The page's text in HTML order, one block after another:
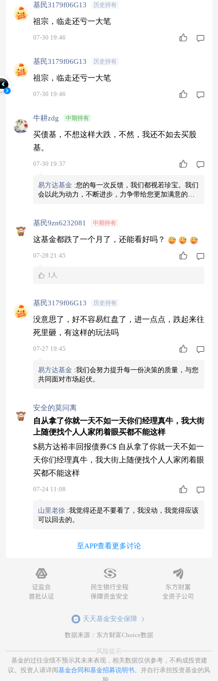
基民3179f06G13 历史持有
祖宗，临走还亏一大笔
07-30 19:46
基民3179f06G13 历史持有
祖宗，临走还亏一大笔
07-30 19:46
牛耕zdg 中期持有
买债基，不想这样大跌，不然，我还不如去买股
基。
07-30 19:37
易方达基金 :您的每一次反馈，我们都视若珍宝。我们
会以此为动力，不断进步，力争带给您更加满意的投
基民9zn6232081 中期持有
这基金都跌了一个月了，还能看好吗？
07-28 21:45
1人
基民3179f06G13 历史持有
没意思了，好不容易红盘了，进一点点，跌起来往
死里砸，有这样的玩法吗
07-27 19:45
易方达基金 :我们会努力提升每一份决策的质量，与您
共同面对市场起伏。
安全的莫问离
自从拿了你就一天不如一天你们经理真牛，我大街
上随便找个人人家闭着眼买都不能这样
$易方达裕丰回报债券C$ 自从拿了你就一天不如一
天你们经理真牛，我大街上随便找个人人家闭着眼
买都不能这样
07-24 11:08
山里老徐 :我觉得还是不要看了，我没动，我觉得应该
可以回去的。
至APP查看更多讨论
天天基金安全保障
数据来源：东方财富Choice数据
风险提示
基金的过往业绩不预示其未来表现，相关数据仅供参考，不构成投资建
议。投资人请详阅基金合同和基金招募说明书 。并自行承担投资基金的风